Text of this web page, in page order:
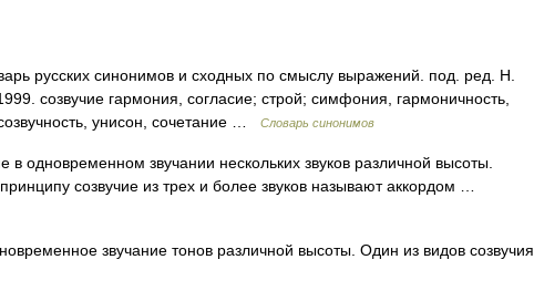
русских синонимов и сходных по смыслу выражений. под. ред. Н.
созвучие гармония, согласие; строй; симфония, гармоничность,
унисон, сочетание …
Словарь синонимов
в одновременном звучании нескольких звуков различной высоты.
созвучие из трех и более звуков называют аккордом …
звучание тонов различной высоты. Один из видов созвучия